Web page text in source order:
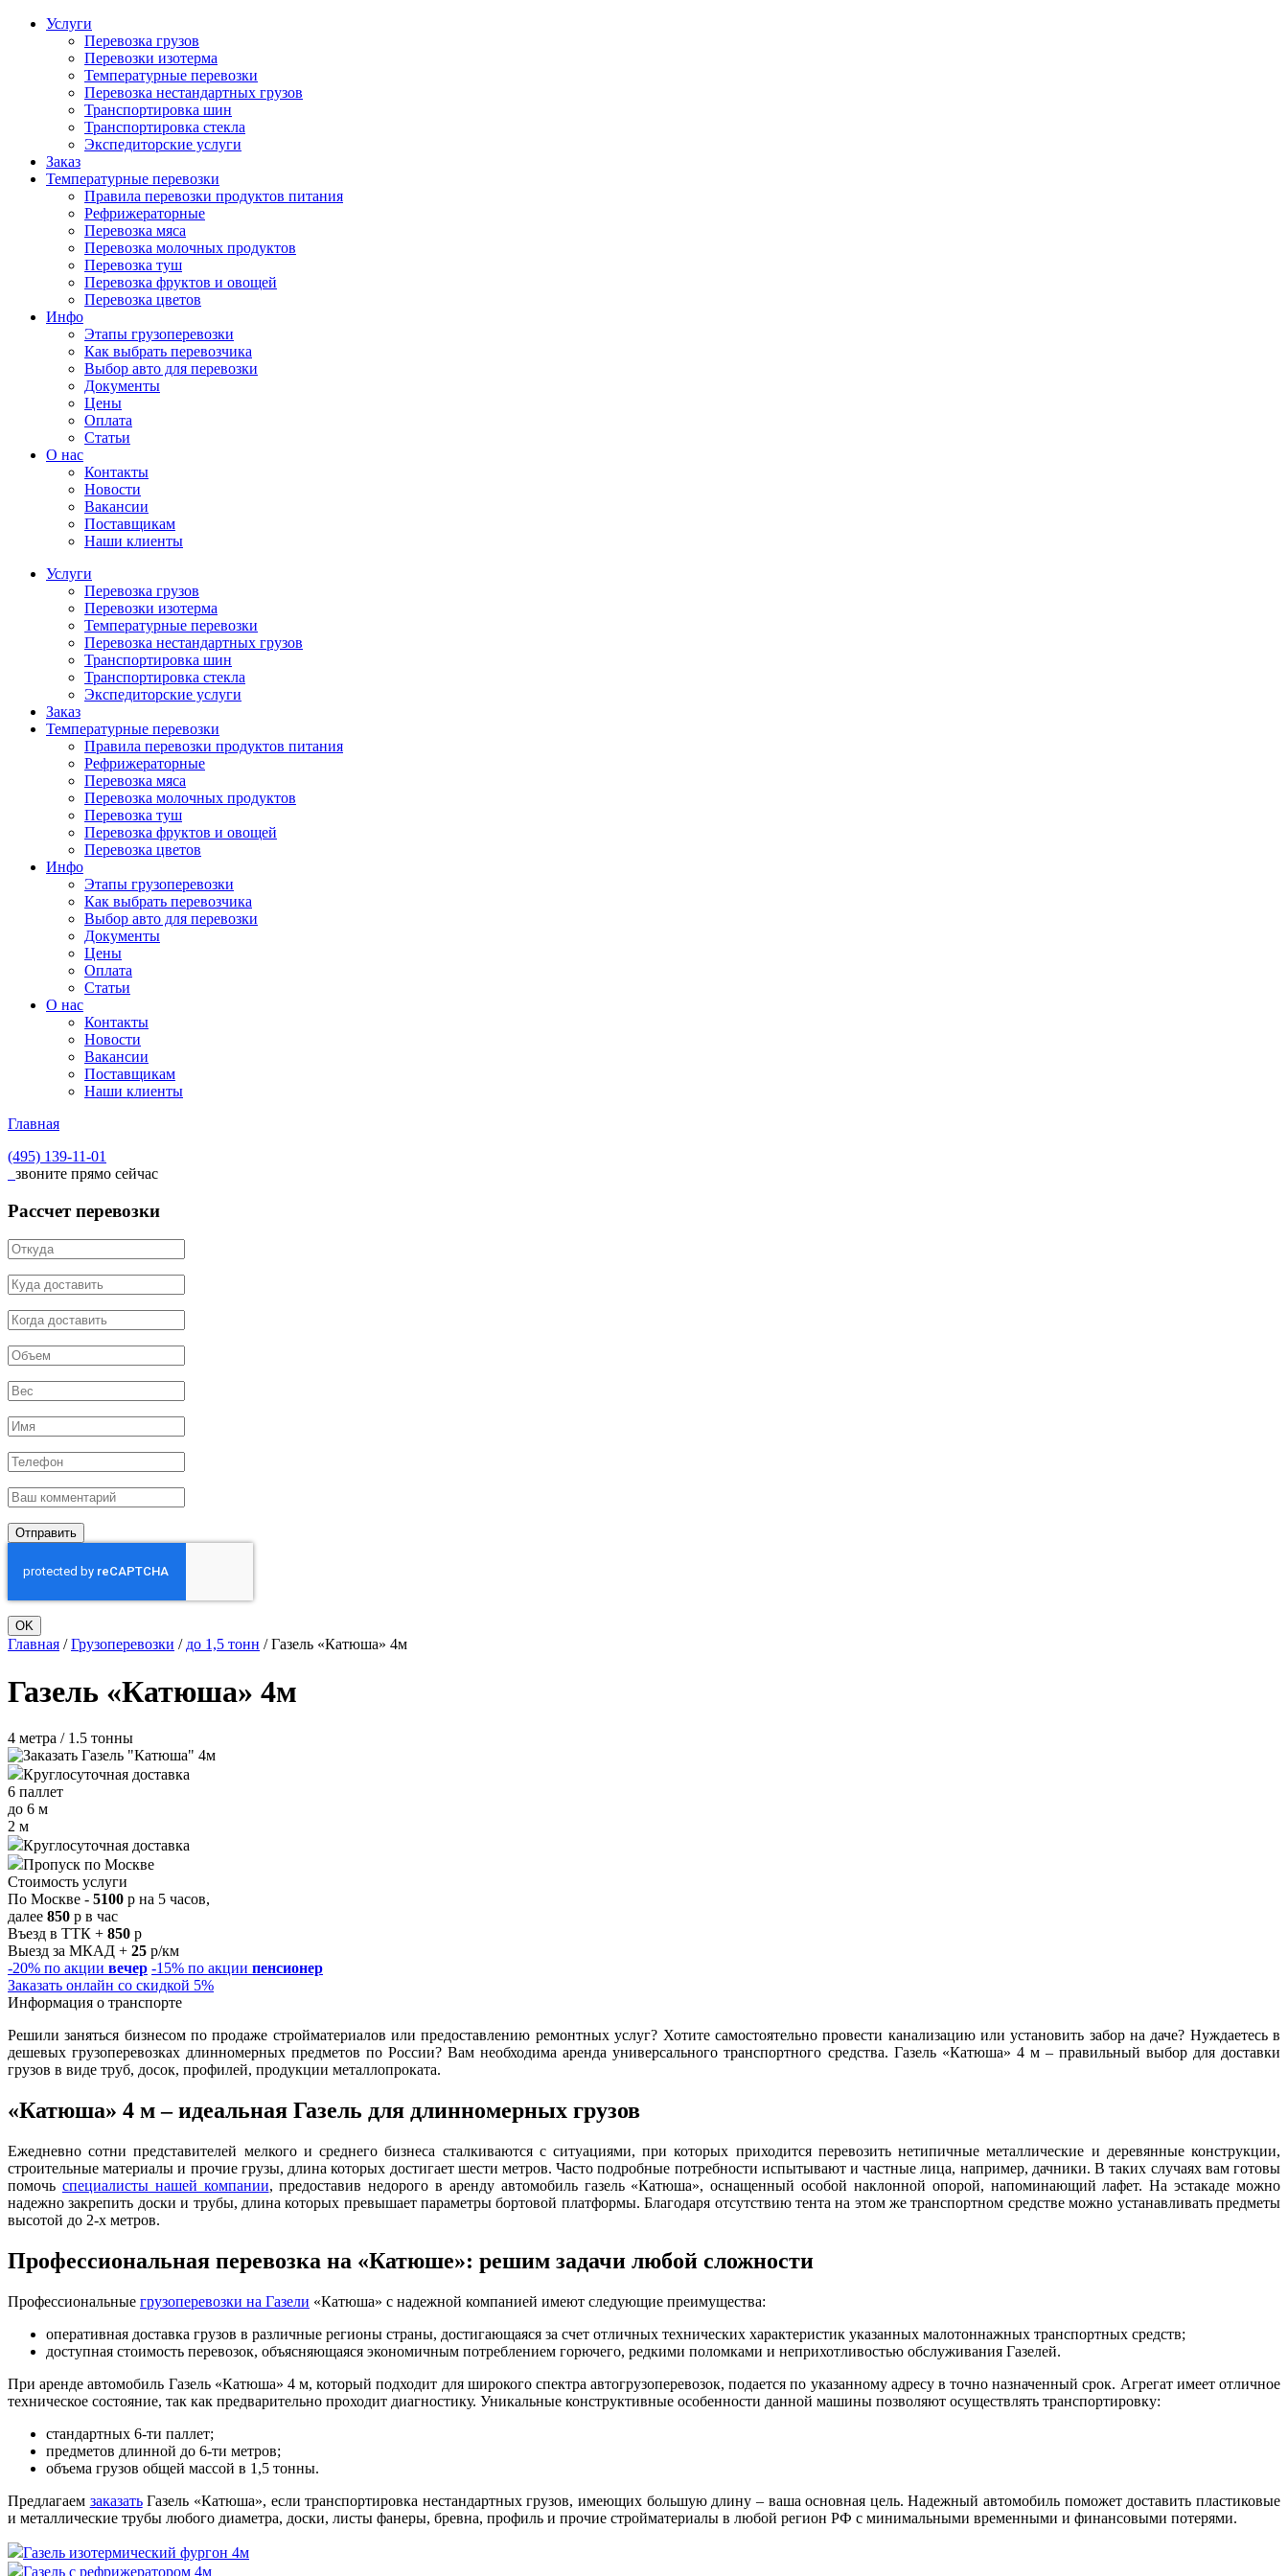
Услуги
Перевозка грузов
Перевозки изотерма
Температурные перевозки
Перевозка нестандартных грузов
Транспортировка шин
Транспортировка стекла
Экспедиторские услуги
Заказ
Температурные перевозки
Правила перевозки продуктов питания
Рефрижераторные
Перевозка мяса
Перевозка молочных продуктов
Перевозка туш
Перевозка фруктов и овощей
Перевозка цветов
Инфо
Этапы грузоперевозки
Как выбрать перевозчика
Выбор авто для перевозки
Документы
Цены
Оплата
Статьи
О нас
Контакты
Новости
Вакансии
Поставщикам
Наши клиенты
Услуги
Перевозка грузов
Перевозки изотерма
Температурные перевозки
Перевозка нестандартных грузов
Транспортировка шин
Транспортировка стекла
Экспедиторские услуги
Заказ
Температурные перевозки
Правила перевозки продуктов питания
Рефрижераторные
Перевозка мяса
Перевозка молочных продуктов
Перевозка туш
Перевозка фруктов и овощей
Перевозка цветов
Инфо
Этапы грузоперевозки
Как выбрать перевозчика
Выбор авто для перевозки
Документы
Цены
Оплата
Статьи
О нас
Контакты
Новости
Вакансии
Поставщикам
Наши клиенты
Главная
(495) 139-11-01
звоните прямо сейчас
Рассчет перевозки
Отправить
OK
Главная /Грузоперевозки /до 1,5 тонн /Газель «Катюша» 4м
Газель «Катюша» 4м
4 метра / 1.5 тонны
Круглосуточная доставка
6 паллет
до 6 м
2 м
Круглосуточная доставка
Пропуск по Москве
Стоимость услуги
По Москве - 5100 р на 5 часов,
далее 850 р в час
Въезд в ТТК + 850 р
Выезд за МКАД + 25 р/км
-20% по акции вечер -15% по акции пенсионер
Заказать онлайн со скидкой 5%
Информация о транспорте
Решили заняться бизнесом по продаже стройматериалов или предоставлению ремонтных услуг? Хотите самостоятельно провести канализацию или установить забор на даче? Нуждаетесь в
дешевых грузоперевозках длинномерных предметов по России? Вам необходима аренда универсального транспортного средства. Газель «Катюша» 4 м – правильный выбор для доставки
грузов в виде труб, досок, профилей, продукции металлопроката.
«Катюша» 4 м – идеальная Газель для длинномерных грузов
Ежедневно сотни представителей мелкого и среднего бизнеса сталкиваются с ситуациями, при которых приходится перевозить нетипичные металлические и деревянные конструкции,
строительные материалы и прочие грузы, длина которых достигает шести метров. Часто подробные потребности испытывают и частные лица, например, дачники. В таких случаях вам готовы
помочь специалисты нашей компании, предоставив недорого в аренду автомобиль газель «Катюша», оснащенный особой наклонной опорой, напоминающий лафет. На эстакаде можно
надежно закрепить доски и трубы, длина которых превышает параметры бортовой платформы. Благодаря отсутствию тента на этом же транспортном средстве можно устанавливать предметы
высотой до 2-х метров.
Профессиональная перевозка на «Катюше»: решим задачи любой сложности
Профессиональные грузоперевозки на Газели «Катюша» с надежной компанией имеют следующие преимущества:
оперативная доставка грузов в различные регионы страны, достигающаяся за счет отличных технических характеристик указанных малотоннажных транспортных средств;
доступная стоимость перевозок, объясняющаяся экономичным потреблением горючего, редкими поломками и неприхотливостью обслуживания Газелей.
При аренде автомобиль Газель «Катюша» 4 м, который подходит для широкого спектра автогрузоперевозок, подается по указанному адресу в точно назначенный срок. Агрегат имеет отличное
техническое состояние, так как предварительно проходит диагностику. Уникальные конструктивные особенности данной машины позволяют осуществлять транспортировку:
стандартных 6-ти паллет;
предметов длинной до 6-ти метров;
объема грузов общей массой в 1,5 тонны.
Предлагаем заказатьГазель «Катюша», если транспортировка нестандартных грузов, имеющих большую длину – ваша основная цель. Надежный автомобиль поможет доставить пластиковые
и металлические трубы любого диаметра, доски, листы фанеры, бревна, профиль и прочие стройматериалы в любой регион РФ с минимальными временными и финансовыми потерями.
Газель изотермический фургон 4м
Газель с рефрижератором 4м